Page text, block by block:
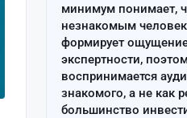
минимум понимает,
незнакомым
формирует
экспертности,
воспринимается
знакомого, а не как
большинство